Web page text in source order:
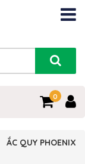
0
ẮC QUY PHOENIX